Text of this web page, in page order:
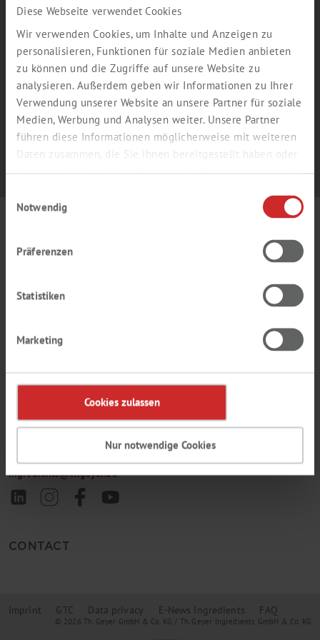
Diese Webseite verwendet Cookies
Wir verwenden Cookies, um Inhalte und Anzeigen zu
personalisieren, Funktionen für soziale Medien anbieten
zu können und die Zugriffe auf unsere Website zu
analysieren. Außerdem geben wir Informationen zu Ihrer
Verwendung unserer Website an unsere Partner für soziale
Medien, Werbung und Analysen weiter. Unsere Partner
führen diese Informationen möglicherweise mit weiteren
Daten zusammen, die Sie ihnen bereitgestellt haben oder
die sie im Rahmen Ihrer Nutzung der Dienste gesammelt
Notwendig
Präferenzen
Statistiken
Marketing
Cookies zulassen
Nur notwendige Cookies
We will be happy to send you information on
webinars – without obligation, but worth
reading.
Registration E-news
Dornierstr. 4–6
+49 7159 1637-0
sales@thgeyer.de
TH. GEYER
INGREDIENTS
GMBH & CO. KG
Im Wesertal 11
+49 5531 7045-0
ingredients@thgeyer.de
CONTACT
Imprint GTC Data privacy E-News Ingredients FAQ
© 2026 Th. Geyer GmbH & Co. KG / Th. Geyer Ingredients GmbH & Co. KG